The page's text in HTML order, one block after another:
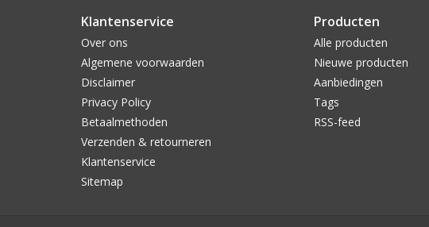
Klantenservice
Over ons
Algemene voorwaarden
Disclaimer
Privacy Policy
Betaalmethoden
Verzenden & retourneren
Klantenservice
Sitemap
Producten
Alle producten
Nieuwe producten
Aanbiedingen
Tags
RSS-feed